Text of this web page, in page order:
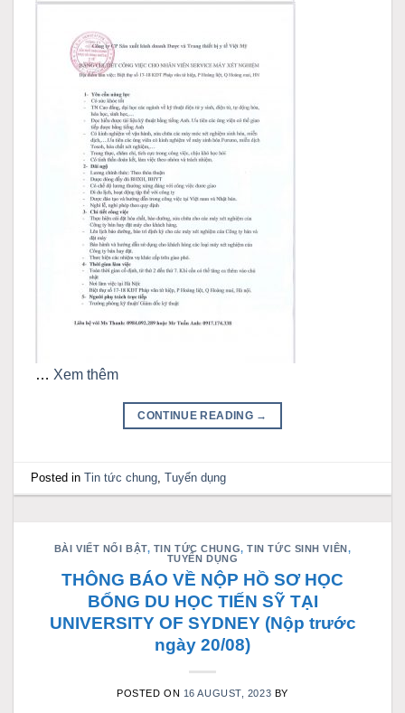
… Xem thêm
CONTINUE READING →
Posted inTin tức chung ,Tuyển dụng
BÀI VIẾT NỔI BẬT, TIN TỨC CHUNG,TIN TỨC SINH VIÊN ,
TUYỂN DỤNG
THÔNG BÁO VỀ NỘP HỒ SƠ HỌC
BỔNG DU HỌC TIẾN SỸ TẠI
UNIVERSITY OF SYDNEY (Nộp trước
ngày 20/08)
POSTED ON 16 AUGUST, 2023 BY